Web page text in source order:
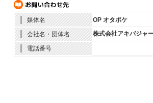
媒体名
OP オタポケ
会社名・団体名
株式会社アキバジャ
電話番号